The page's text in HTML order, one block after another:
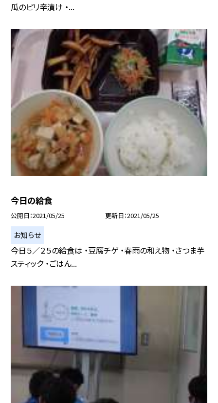
瓜のピリ辛漬け ・...
今日の給食
公開日 2021/05/25 更新日 2021/05/25
お知らせ
今日５／２５の給食は ・豆腐チゲ ・春雨の和え物 ・さつま芋
スティック ・ごはん...